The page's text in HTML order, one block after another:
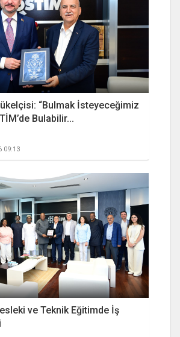
“Bulmak İsteyeceğimiz
Bulabilir...
09:13
ve Teknik Eğitimde İş